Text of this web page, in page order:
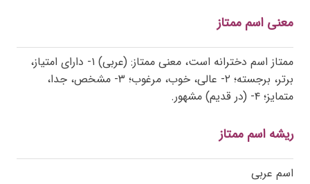
معنی اسم ممتاز
ممتاز اسم دخترانه است، معنی ممتاز: (عربی) ۱- دارای امتیاز،
برتر، برجسته؛ ۲- عالی، خوب، مرغوب؛ ۳- مشخص، جدا،
متمایز؛ ۴- (در قدیم) مشهور.
ریشه اسم ممتاز
اسم عربی